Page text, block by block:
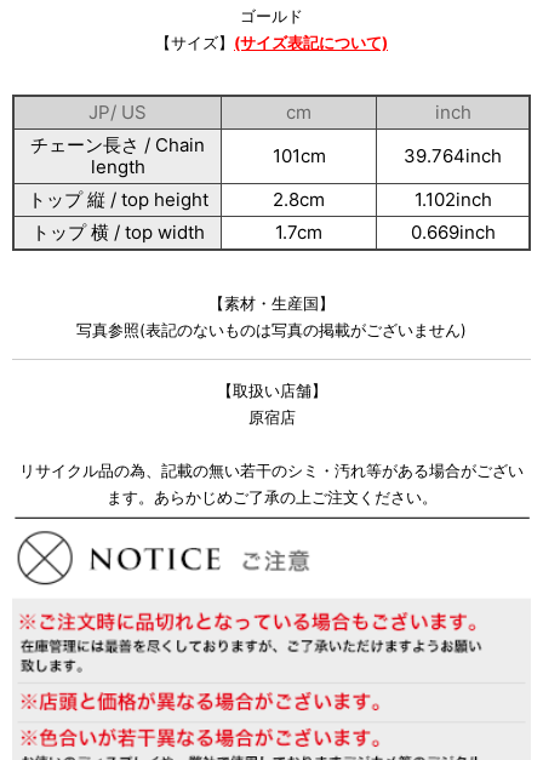
ゴールド
【サイズ】 (サイズ表記について)
JP/ US cm
inch
チェーン長さ / Chain
length
101cm
39.764inch
トップ 縦 / top height
2.8cm
1.102inch
トップ 横 / top width
1.7cm 0.669inch
【素材・生産国】
写真参照(表記のないものは写真の掲載がございません)
【取扱い店舗】
原宿店
リサイクル品の為、記載の無い若干のシミ・汚れ等がある場合がござい
ます。あらかじめご了承の上ご注文ください。